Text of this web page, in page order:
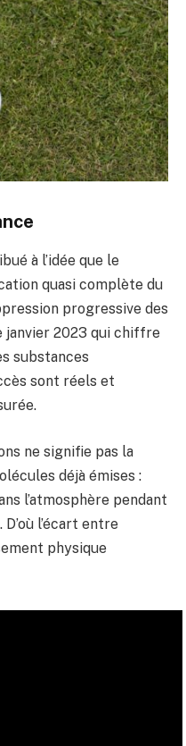
à l’idée que le
quasi complète du
progressive des
janvier 2023 qui chiffre
substances
sont réels et
ne signifie pas la
déjà émises :
l’atmosphère pendant
l’écart entre
physique